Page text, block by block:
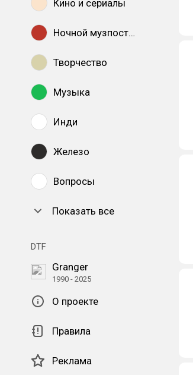
Кино и сериалы
Ночной музпостинг
Творчество
Музыка
Инди
Железо
Вопросы
Показать все
DTF
Granger
1990 - 2025
О проекте
Правила
Реклама